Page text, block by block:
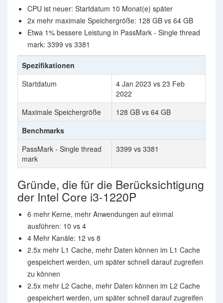
CPU ist neuer: Startdatum 10 Monat(e) später
2x mehr maximale Speichergröße: 128 GB vs 64 GB
Etwa 1% bessere Leistung in PassMark - Single thread
mark: 3399 vs 3381
Spezifikationen
Startdatum
4 Jan 2023 vs 23 Feb
2022
Maximale Speichergröße
128 GB vs 64 GB
Benchmarks
PassMark - Single thread
mark
3399 vs 3381
Gründe, die für die Berücksichtigung
der Intel Core i3-1220P
6 mehr Kerne, mehr Anwendungen auf einmal
ausführen: 10 vs 4
4 Mehr Kanäle: 12 vs 8
2.5x mehr L1 Cache, mehr Daten können im L1 Cache
gespeichert werden, um später schnell darauf zugreifen
zu können
2.5x mehr L2 Cache, mehr Daten können im L2 Cache
gespeichert werden, um später schnell darauf zugreifen